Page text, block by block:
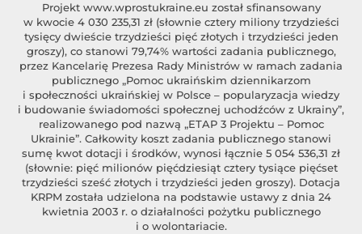
Projekt www.wprostukraine.eu został sfinansowany
w kwocie 4 030 235,31 zł (słownie cztery miliony trzydzieści
tysięcy dwieście trzydzieści pięć złotych i trzydzieści jeden
groszy), co stanowi 79,74% wartości zadania publicznego,
przez Kancelarię Prezesa Rady Ministrów w ramach zadania
publicznego „Pomoc ukraińskim dziennikarzom
i społeczności ukraińskiej w Polsce – popularyzacja wiedzy
i budowanie świadomości społecznej uchodźców z Ukrainy”,
realizowanego pod nazwą „ETAP 3 Projektu – Pomoc
Ukrainie”. Całkowity koszt zadania publicznego stanowi
sumę kwot dotacji i środków, wynosi łącznie 5 054 536,31 zł
(słownie: pięć milionów pięćdziesiąt cztery tysiące pięćset
trzydzieści sześć złotych i trzydzieści jeden groszy). Dotacja
KRPM została udzielona na podstawie ustawy z dnia 24
kwietnia 2003 r. o działalności pożytku publicznego
i o wolontariacie.